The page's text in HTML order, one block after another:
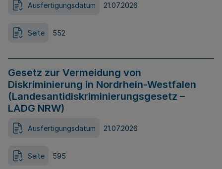
Ausfertigungsdatum 21.07.2026
Seite 552
Gesetz zur Vermeidung von
Diskriminierung in Nordrhein-Westfalen
(Landesantidiskriminierungsgesetz –
LADG NRW)
Ausfertigungsdatum 21.07.2026
Seite 595